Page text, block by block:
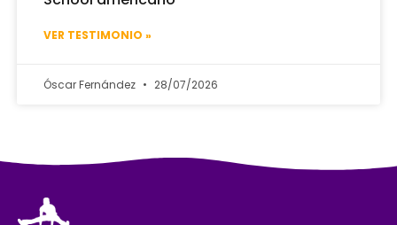
VER TESTIMONIO »
Óscar Fernández 28/07/2026